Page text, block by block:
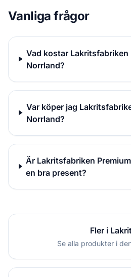
Vanliga frågor
Vad kostar
Norrland?
Var köper jag
Norrland?
Är Lakritsfabriken
en bra present?
Fler i
Se alla produkter i